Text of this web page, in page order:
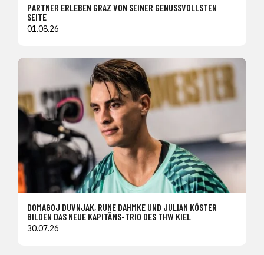
PARTNER ERLEBEN GRAZ VON SEINER GENUSSVOLLSTEN
SEITE
01.08.26
DOMAGOJ DUVNJAK, RUNE DAHMKE UND JULIAN KÖSTER
BILDEN DAS NEUE KAPITÄNS-TRIO DES THW KIEL
30.07.26